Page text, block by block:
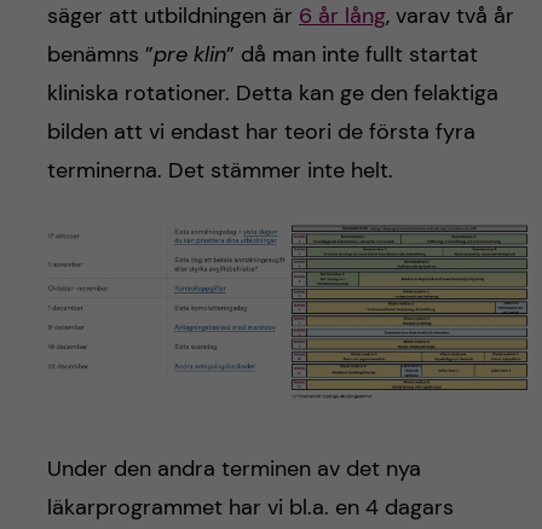
säger att utbildningen är 6 år lång, varav två år
benämns ”pre klin” då man inte fullt startat
kliniska rotationer. Detta kan ge den felaktiga
bilden att vi endast har teori de första fyra
terminerna. Det stämmer inte helt.
Under den andra terminen av det nya
läkarprogrammet har vi bl.a. en 4 dagars